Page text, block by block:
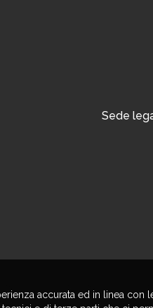
Sede
accurata ed in linea con